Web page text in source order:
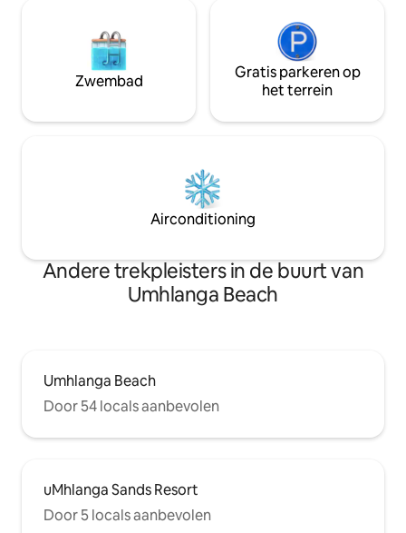
Zwembad
Gratis parkeren op
het terrein
Airconditioning
Andere trekpleisters in de buurt van
Umhlanga Beach
Umhlanga Beach
Door 54 locals aanbevolen
uMhlanga Sands Resort
Door 5 locals aanbevolen